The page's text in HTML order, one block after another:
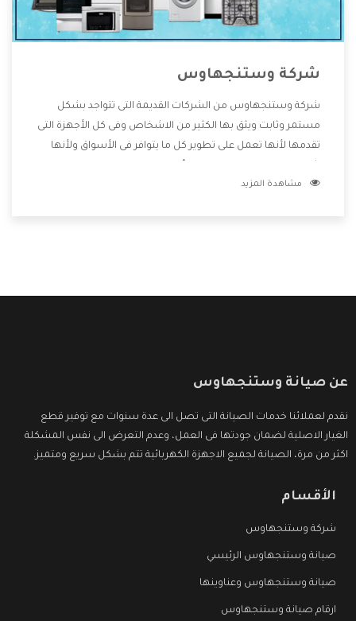
شركة وستنجهاوس
شركة وستنجهاوس من الشركات القديمة التى تتواجد بشكل
مستمر وثابت ويثق بها الكثير من الاشخاص وفى كل الأجهزة التى
تقدمها لأنها تعمل على تطوير كل ما يتوافر فى الأسواق ولأنها
المنتجات وتقدم للعملاء أقوى العروض والخصومات التى تسهل
مشاهدة المزيد
عن صيانة وستنجهاوس
نقدم لعملائنا خدمات الصيانة التى تصل الى عدة سنوات مع توفير قطع
الغيار الاصلية لضمان جودتها فى العمل، وعدم التعرض الى نفس المشكلة
اكثر من مرة، الصيانة لجميع الاجهزة الكهربائية تتم بشكل سريع ومتميز.
الأقسام
شركة وستنجهاوس
صيانة وستنجهاوس الرئيسي
صيانة وستنجهاوس وعناوينها
ارقام صيانة وستنجهاوس